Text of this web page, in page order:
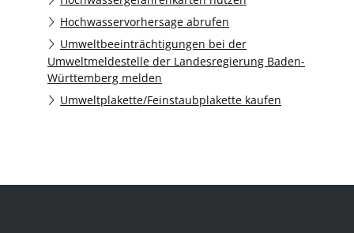
Hochwasservorhersage abrufen
Umweltbeeinträchtigungen bei der
Umweltmeldestelle der Landesregierung Baden-
Württemberg melden
Umweltplakette/Feinstaubplakette kaufen